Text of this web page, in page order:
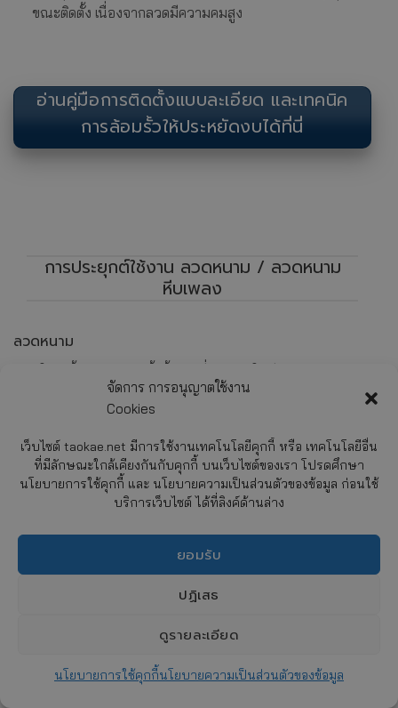
จัดการ การอนุญาตใช้งาน
Cookies
เว็บไซต์ taokae.net มีการใช้งานเทคโนโลยีคุกกี้ หรือ เทคโนโลยีอื่น
ที่มีลักษณะใกล้เคียงกันกับคุกกี้ บนเว็บไซต์ของเรา โปรดศึกษา
นโยบายการใช้คุกกี้ และ นโยบายความเป็นส่วนตัวของข้อมูล ก่อนใช้
บริการเว็บไซต์ ได้ที่ลิงค์ด้านล่าง
ยอมรับ
ปฏิเสธ
ดูรายละเอียด
นโยบายการใช้คุกกี้นโยบายความเป็นส่วนตัวของข้อมูล
ขณะติดตั้ง เนื่องจากลวดมีความคมสูง
อ่านคู่มือการติดตั้งแบบละเอียด และเทคนิค
การล้อมรั้วให้ประหยัดงบได้ที่นี่
การประยุกต์ใช้งาน ลวดหนาม / ลวดหนาม
หีบเพลง
ลวดหนาม
เป็นแนวกันการบุกรุกทั่วไปของคนและสัตว์สี่เท้า นิยมใช้ล้อมรั้ว
ลวดหนามทำแนวรั้วล้อมสวนผลไม้, รั้วหนามล้อมที่ดินเปล่าที่รอ
การพัฒนา, รั้วหนามกั้นฟาร์มเลี้ยวสัตว์ วัว ควาย ม้า เป็นต้น